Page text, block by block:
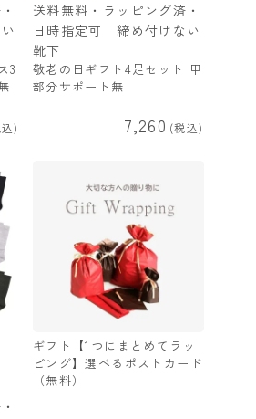
3
送料無料・ラッピング済・
日時指定可 締め付けない
靴下
敬老の日ギフト4足セット 甲
部分サポート無
7,260 税込
ギフト【1つにまとめてラッ
ピング】選べるポストカード
（無料）